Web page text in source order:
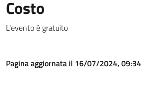
Costo
L'evento è gratuito
Pagina aggiornata il 16/07/2024, 09:34